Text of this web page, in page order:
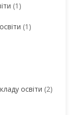
(1)
(1)
освіти (2)